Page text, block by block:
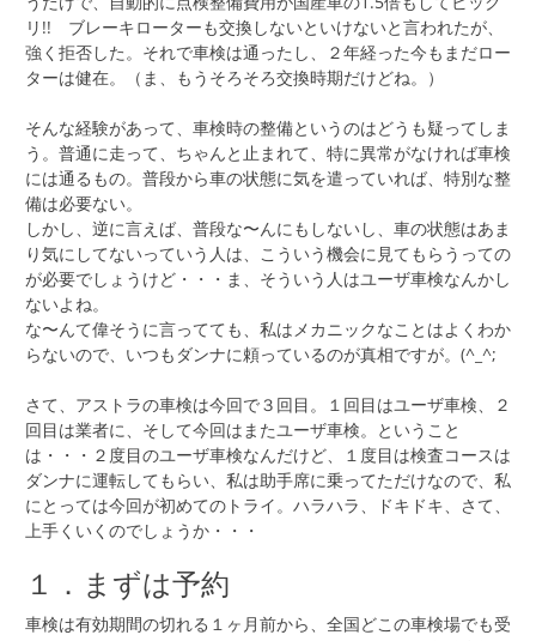
リ!! ブレーキローターも交換しないといけないと言われたが、
強く拒否した。それで車検は通ったし、２年経った今もまだロー
ターは健在。（ま、もうそろそろ交換時期だけどね。）
そんな経験があって、車検時の整備というのはどうも疑ってしま
う。普通に走って、ちゃんと止まれて、特に異常がなければ車検
には通るもの。普段から車の状態に気を遣っていれば、特別な整
備は必要ない。
しかし、逆に言えば、普段な〜んにもしないし、車の状態はあま
り気にしてないっていう人は、こういう機会に見てもらうっての
が必要でしょうけど・・・ま、そういう人はユーザ車検なんかし
ないよね。
な〜んて偉そうに言ってても、私はメカニックなことはよくわか
らないので、いつもダンナに頼っているのが真相ですが。(^_^;
さて、アストラの車検は今回で３回目。１回目はユーザ車検、２
回目は業者に、そして今回はまたユーザ車検。ということ
は・・・２度目のユーザ車検なんだけど、１度目は検査コースは
ダンナに運転してもらい、私は助手席に乗ってただけなので、私
にとっては今回が初めてのトライ。ハラハラ、ドキドキ、さて、
上手くいくのでしょうか・・・
１．まずは予約
車検は有効期間の切れる１ヶ月前から、全国どこの車検場でも受